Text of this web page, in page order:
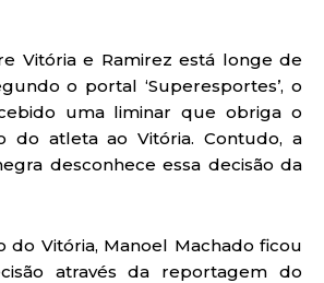
Vitória e Ramirez está longe de
o portal ‘Superesportes’, o
uma liminar que obriga o
do atleta ao Vitória. Contudo, a
desconhece essa decisão da
do Vitória, Manoel Machado ficou
através da reportagem do